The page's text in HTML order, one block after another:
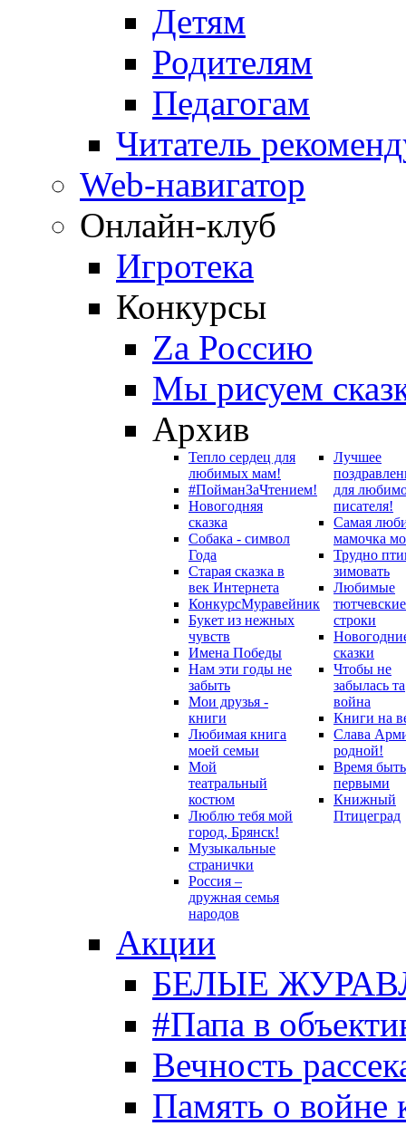
Детям
Родителям
Педагогам
Читатель
Web-навигатор
Онлайн-клуб
Игротека
Конкурсы
Zа Россию
Мы рисуем
Архив
Тепло сердец для
любимых мам!
#ПойманЗаЧтением!
Новогодняя
сказка
Собака - символ
Года
Старая сказка в
век Интернета
КонкурсМуравейник
Букет из нежных
чувств
Имена Победы
Нам эти годы не
забыть
Мои друзья -
книги
Любимая книга
моей семьи
Мой
театральный
костюм
Люблю тебя мой
город, Брянск!
Музыкальные
странички
Россия –
дружная семья
народов
Лучшее
для
писателя!
Самая
мамочка
Трудно
зимовать
Любимые
тютчевские
строки
сказки
Чтобы не
забылась та
война
Книги на
Слава
родной!
Время быть
первыми
Книжный
Птицеград
Акции
БЕЛЫЕ
#Папа в
Вечность
Память о войне